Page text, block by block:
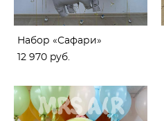
Набор «Сафари»
12 970 pуб.